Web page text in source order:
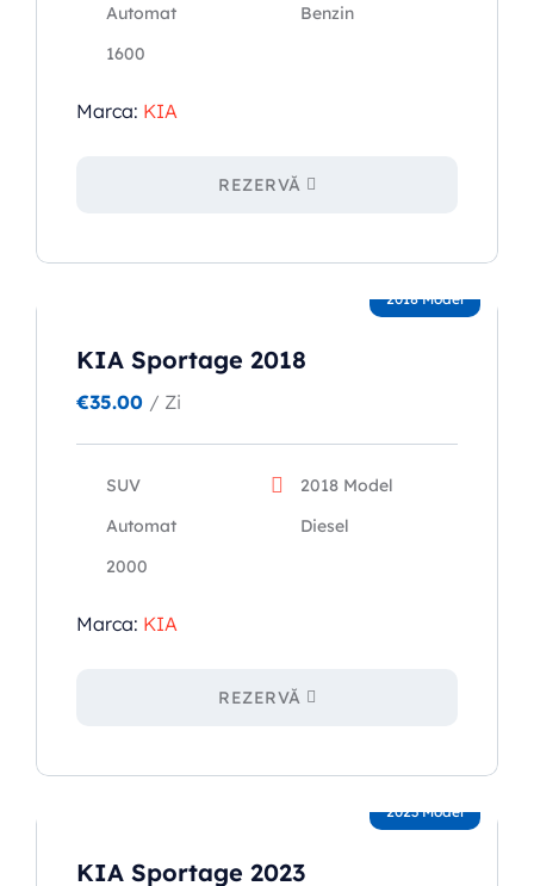
Automat
Benzin
1600
Marca: KIA
REZERVĂ
2018 Model
KIA Sportage 2018
€35.00 / Zi
SUV
2018 Model
Automat
Diesel
2000
Marca: KIA
REZERVĂ
2023 Model
KIA Sportage 2023